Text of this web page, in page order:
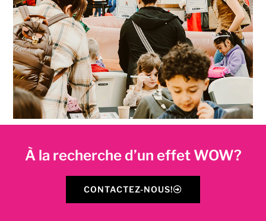
À la recherche d’un effet WOW?
CONTACTEZ-NOUS!